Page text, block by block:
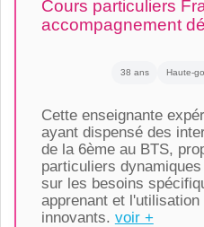
Cours particuliers
accompagnement
38 ans Haute-
Cette enseignante
ayant dispensé des
de la 6ème au BTS,
particuliers
sur les besoins
apprenant et
innovants. voir +